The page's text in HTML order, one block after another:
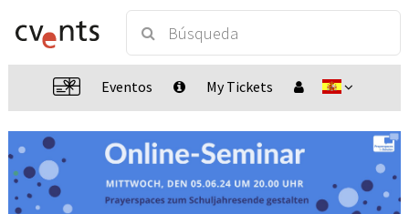
Eventos My Tickets